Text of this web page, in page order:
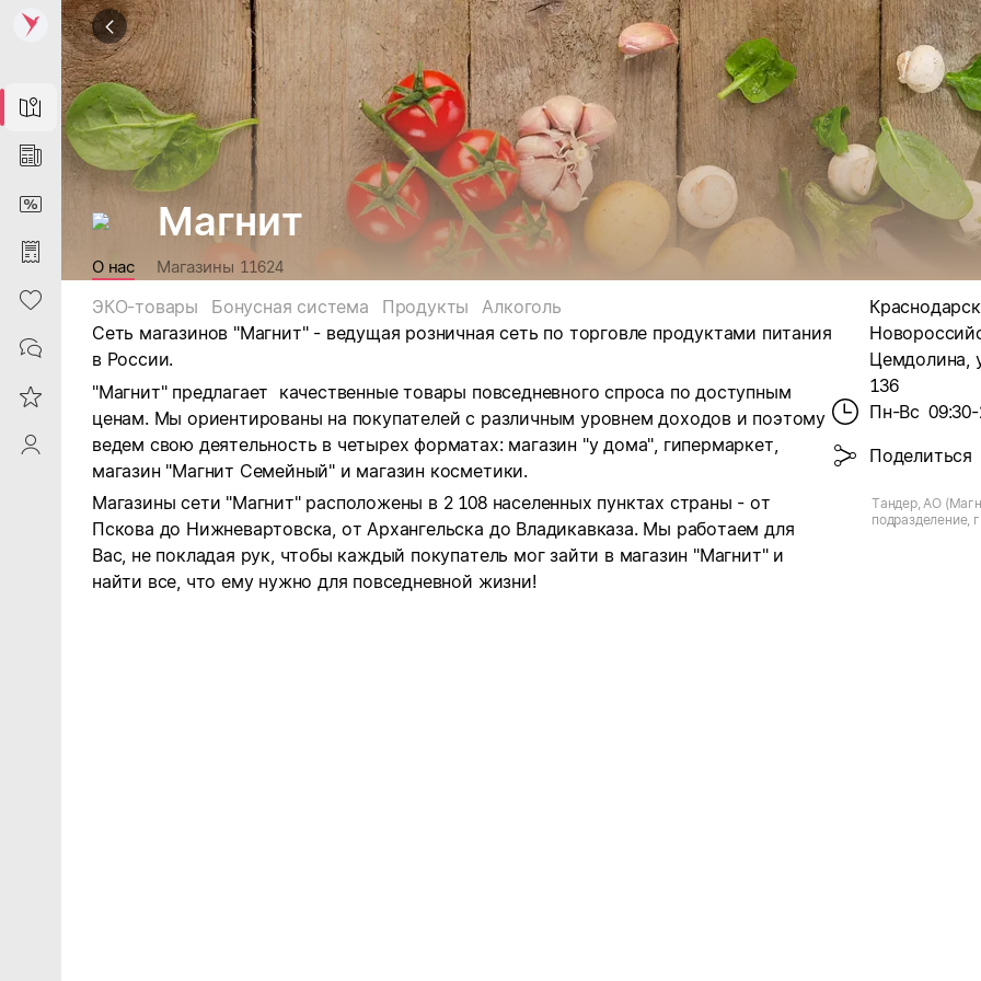
Map
News
DiscountCard
Purchases
Heart
Contacts
Reviews
ProfileSaby
Магнит
О нас Магазины 11624
ЭКО-товары Бонусная система Продукты
Алкоголь
Сеть магазинов "Магнит" - ведущая розничная сеть по торговле продуктами питания
в России.
"Магнит" предлагает качественные товары повседневного спроса по доступным
ценам. Мы ориентированы на покупателей с различным уровнем доходов и поэтому
ведем свою деятельность в четырех форматах: магазин "у дома", гипермаркет,
магазин "Магнит Семейный" и магазин косметики.
Магазины сети "Магнит" расположены в 2 108 населенных пунктах страны - от
Пскова до Нижневартовска, от Архангельска до Владикавказа. Мы работаем для
Вас, не покладая рук, чтобы каждый покупатель мог зайти в магазин "Магнит" и
найти все, что ему нужно для повседневной жизни!
Цемдолина,
136
Пн-Вс
Поделиться
Тандер, АО
подразделение,